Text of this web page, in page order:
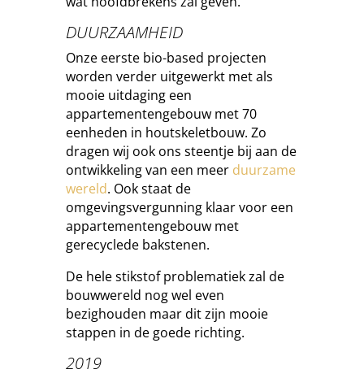
DUURZAAMHEID
Onze eerste bio-based projecten
worden verder uitgewerkt met als
mooie uitdaging een
appartementengebouw met 70
eenheden in houtskeletbouw. Zo
dragen wij ook ons steentje bij aan de
ontwikkeling van een meer duurzame
wereld. Ook staat de
omgevingsvergunning klaar voor een
appartementengebouw met
gerecyclede bakstenen.
De hele stikstof problematiek zal de
bouwwereld nog wel even
bezighouden maar dit zijn mooie
stappen in de goede richting.
2019